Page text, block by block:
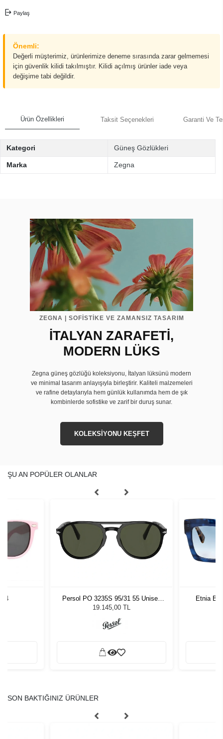
Paylaş
Önemli:
Değerli müşterimiz, ürünlerimize deneme sırasında zarar gelmemesi
için güvenlik kilidi takılmıştır. Kilidi açılmış ürünler iade veya
değişime tabi değildir.
Ürün Özellikleri Taksit Seçenekleri Garanti Ve
Kategori Güneş Gözlükleri
Marka Zegna
ZEGNA | SOFİSTİKE VE ZAMANSIZ TASARIM
İTALYAN ZARAFETİ,
MODERN LÜKS
Zegna güneş gözlüğü koleksiyonu, İtalyan lüksünü modern
ve minimal tasarım anlayışıyla birleştirir. Kaliteli malzemeleri
ve rafine detaylarıyla hem günlük kullanımda hem de şık
kombinlerde sofistike ve zarif bir duruş sunar.
KOLEKSİYONU KEŞFET
ŞU AN POPÜLER OLANLAR
4
Persol PO 3235S 95/31 55 Unisex
Güneş Gözlüğü
19.145,00 TL
Etnia
SON BAKTIĞINIZ ÜRÜNLER